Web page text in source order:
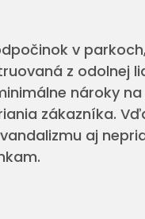
v
z odolnej
nároky
zákazníka.
aj